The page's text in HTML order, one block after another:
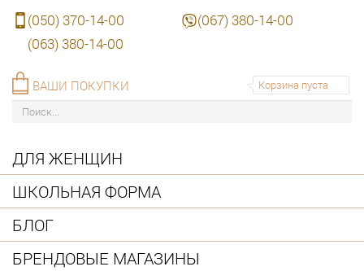
(050) 370-14-00
(067) 380-14-00
(063) 380-14-00
Корзина пуста
ВАШИ ПОКУПКИ
ДЛЯ ЖЕНЩИН
ШКОЛЬНАЯ ФОРМА
БЛОГ
БРЕНДОВЫЕ МАГАЗИНЫ